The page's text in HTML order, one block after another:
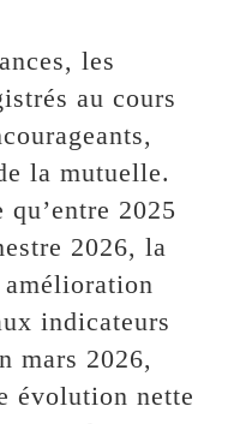
les
au cours
la mutuelle.
2025
2026, la
indicateurs
mars 2026,
évolution nette